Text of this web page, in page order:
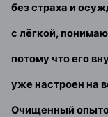
без страха и
с лёгкой,
потому что его
уже настроен на
Очищенный